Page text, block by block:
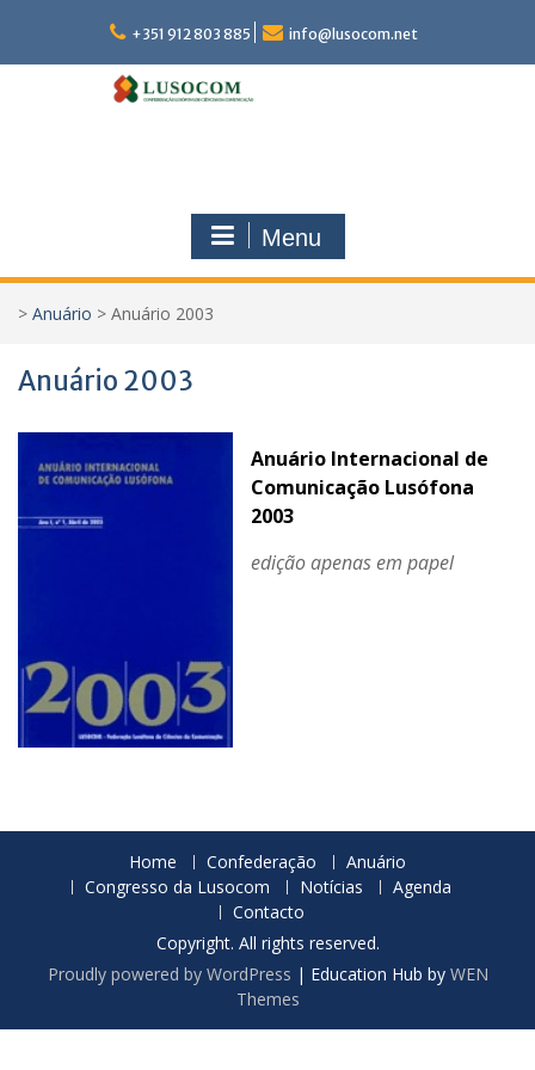
content
+351 912 803 885 info@lusocom.net
Menu
> Anuário > Anuário 2003
Anuário 2003
Anuário Internacional de
Comunicação Lusófona
2003
edição apenas em papel
Home Confederação
Anuário
Congresso da Lusocom
Notícias
Agenda
Contacto
Copyright. All rights reserved.
Proudly powered by WordPress | Education Hub by WEN
Themes